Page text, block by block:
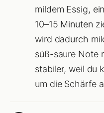
mildem Essig,
10–15 Minuten
wird dadurch
süß-saure Note
stabiler, weil du
um die Schärfe